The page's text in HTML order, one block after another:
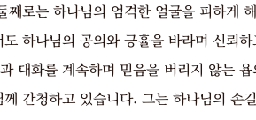
째로는 하나님의 엄격한 얼굴을 피하게
하나님의 공의와 긍휼을 바라며 신뢰
대화를 계속하며 믿음을 버리지 않는
간청하고 있습니다. 그는 하나님의 손